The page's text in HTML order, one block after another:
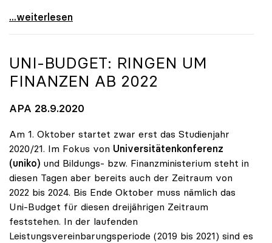
uniko steht Neugründung der TU Oberösterreich
...weiterlesen
UNI-BUDGET: RINGEN UM
FINANZEN AB 2022
APA 28.9.2020
Am 1. Oktober startet zwar erst das Studienjahr
2020/21. Im Fokus von Universitätenkonferenz
(uniko) und Bildungs- bzw. Finanzministerium steht in
diesen Tagen aber bereits auch der Zeitraum von
2022 bis 2024. Bis Ende Oktober muss nämlich das
Uni-Budget für diesen dreijährigen Zeitraum
feststehen. In der laufenden
Leistungsvereinbarungsperiode (2019 bis 2021) sind es